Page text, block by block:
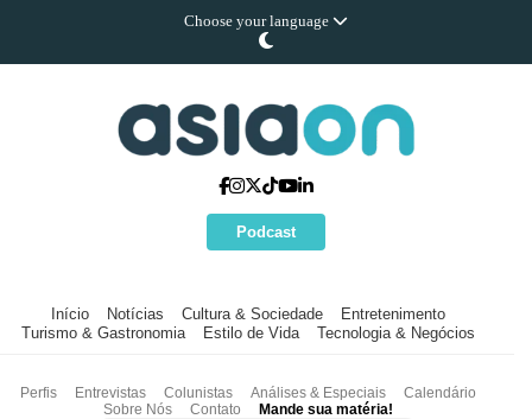
Choose your language
Podcast
Início Notícias Cultura & Sociedade
Entretenimento
Turismo & Gastronomia
Estilo de Vida Tecnologia & Negócios
Perfis Entrevistas Colunistas Análises & Especiais
Calendário
Sobre Nós
Contato Mande sua matéria!